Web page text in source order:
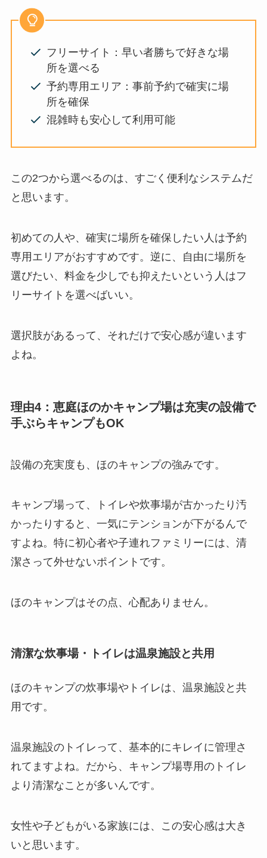
フリーサイト：早い者勝ちで好きな場
所を選べる
予約専用エリア：事前予約で確実に場
所を確保
混雑時も安心して利用可能
この2つから選べるのは、すごく便利なシステムだ
と思います。
初めての人や、確実に場所を確保したい人は予約
専用エリアがおすすめです。逆に、自由に場所を
選びたい、料金を少しでも抑えたいという人はフ
リーサイトを選べばいい。
選択肢があるって、それだけで安心感が違います
よね。
理由4：恵庭ほのかキャンプ場は充実の設備で
手ぶらキャンプもOK
設備の充実度も、ほのキャンプの強みです。
キャンプ場って、トイレや炊事場が古かったり汚
かったりすると、一気にテンションが下がるんで
すよね。特に初心者や子連れファミリーには、清
潔さって外せないポイントです。
ほのキャンプはその点、心配ありません。
清潔な炊事場・トイレは温泉施設と共用
ほのキャンプの炊事場やトイレは、温泉施設と共
用です。
温泉施設のトイレって、基本的にキレイに管理さ
れてますよね。だから、キャンプ場専用のトイレ
より清潔なことが多いんです。
女性や子どもがいる家族には、この安心感は大き
いと思います。